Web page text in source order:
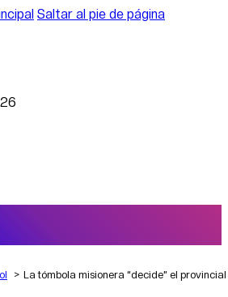
Saltar al pie de página
La tómbola misionera “decide” el